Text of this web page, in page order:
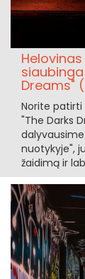
Dreams"
Norite patirti
"The Darks
nuotykyje",
žaidimą ir